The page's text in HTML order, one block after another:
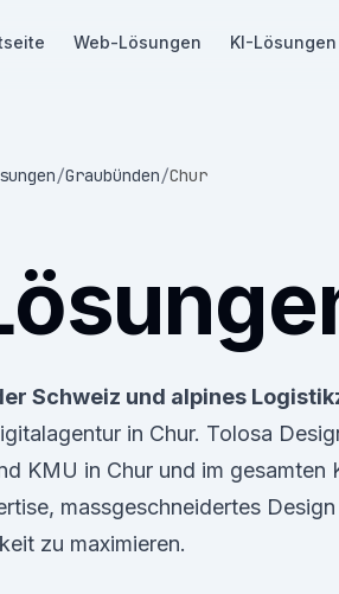
Web-Lösungen KI-Lösungen
/Graubünden/Chur
Schweiz und alpines
in Chur. Tolosa
KMU in Chur und im
massgeschneidertes
zu maximieren.